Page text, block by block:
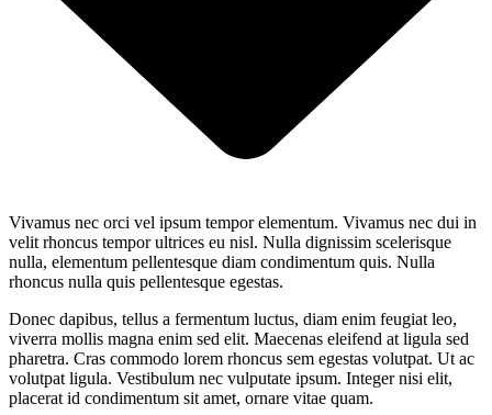
Vivamus nec orci vel ipsum tempor elementum. Vivamus nec dui in
velit rhoncus tempor ultrices eu nisl. Nulla dignissim scelerisque
nulla, elementum pellentesque diam condimentum quis. Nulla
rhoncus nulla quis pellentesque egestas.
Donec dapibus, tellus a fermentum luctus, diam enim feugiat leo,
viverra mollis magna enim sed elit. Maecenas eleifend at ligula sed
pharetra. Cras commodo lorem rhoncus sem egestas volutpat. Ut ac
volutpat ligula. Vestibulum nec vulputate ipsum. Integer nisi elit,
placerat id condimentum sit amet, ornare vitae quam.